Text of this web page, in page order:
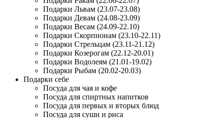
Подарки Львам (23.07-23.08)
Подарки Девам (24.08-23.09)
Подарки Весам (24.09-22.10)
Подарки Скорпионам (23.10-22.11)
Подарки Стрельцам (23.11-21.12)
Подарки Козерогам (22.12-20.01)
Подарки Водолеям (21.01-19.02)
Подарки Рыбам (20.02-20.03)
Подарки себе
Посуда для чая и кофе
Посуда для спиртных напитков
Посуда для первых и вторых блюд
Посуда для суши и риса